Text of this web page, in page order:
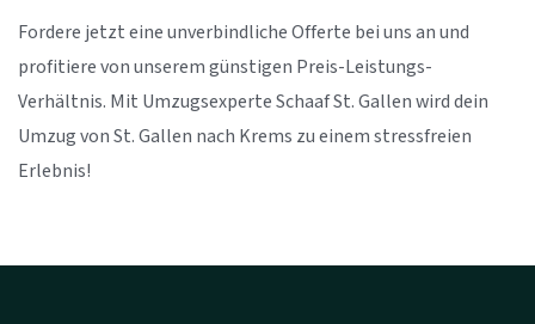
Fordere jetzt eine unverbindliche Offerte bei uns an und
profitiere von unserem günstigen Preis-Leistungs-
Verhältnis. Mit Umzugsexperte Schaaf St. Gallen wird dein
Umzug von St. Gallen nach Krems zu einem stressfreien
Erlebnis!